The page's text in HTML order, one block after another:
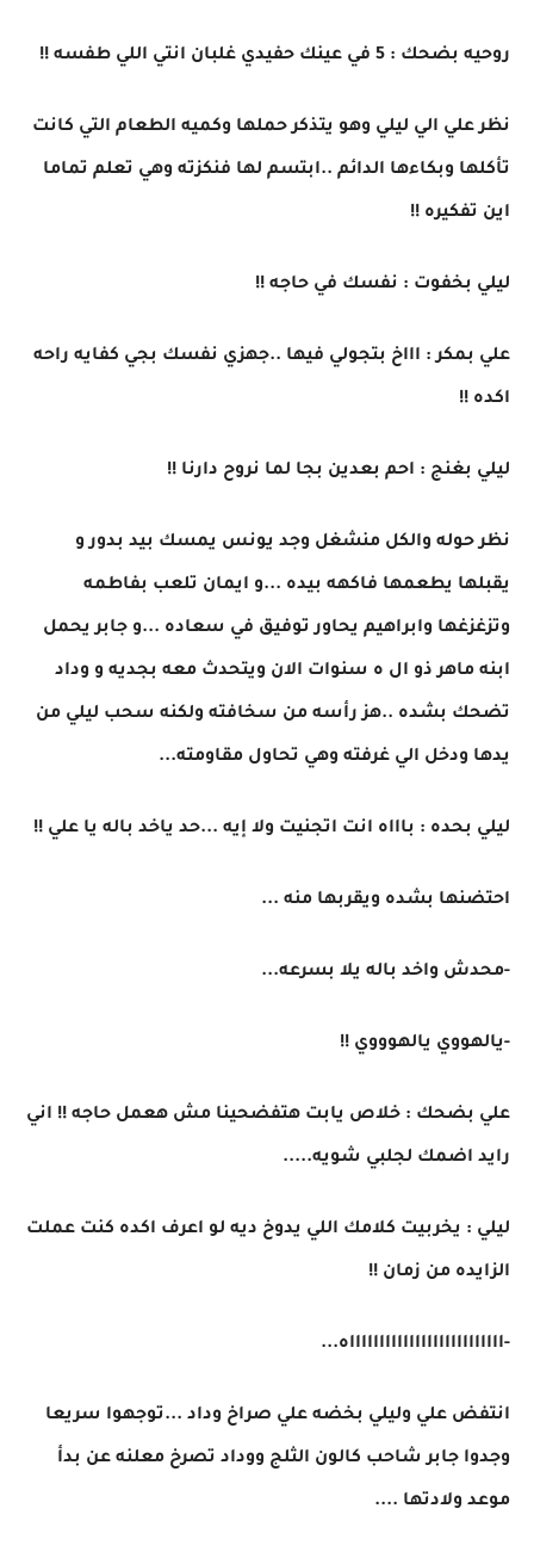
روحيه بضحك : 5 في عينك حفيدي غلبان انتي اللي طفسه !!
نظر علي الي ليلي وهو يتذكر حملها وكميه الطعام التي كانت
تأكلها وبكاءها الدائم ..ابتسم لها فنكزته وهي تعلم تماما
اين تفكيره !!
ليلي بخفوت : نفسك في حاجه !!
علي بمكر : اااخ بتجولي فيها ..جهزي نفسك بجي كفايه راحه
اكده !!
ليلي بغنج : احم بعدين بجا لما نروح دارنا !!
نظر حوله والكل منشغل وجد يونس يمسك بيد بدور و
يقبلها يطعمها فاكهه بيده ...و ايمان تلعب بفاطمه
وتزغزغها وابراهيم يحاور توفيق في سعاده ...و جابر يحمل
ابنه ماهر ذو ال ه سنوات الان ويتحدث معه بجديه و وداد
تضحك بشده ..هز رأسه من سخافته ولكنه سحب ليلي من
يدها ودخل الي غرفته وهي تحاول مقاومته...
ليلي بحده : باااه انت اتجنيت ولا إيه ...حد ياخد باله يا علي !!
احتضنها بشده ويقربها منه ...
-محدش واخد باله يلا بسرعه...
-يالهووي يالهوووي !!
علي بضحك : خلاص يابت هتفضحينا مش هعمل حاجه !! اني
رايد اضمك لجلبي شويه.....
ليلي : يخربيت كلامك اللي يدوخ ديه لو اعرف اكده كنت عملت
الزايده من زمان !!
-ااااااااااااااااااااااااااه...
انتفض علي وليلي بخضه علي صراخ وداد ...توجهوا سريعا
وجدوا جابر شاحب كالون الثلج ووداد تصرخ معلنه عن بدأ
موعد ولادتها ....